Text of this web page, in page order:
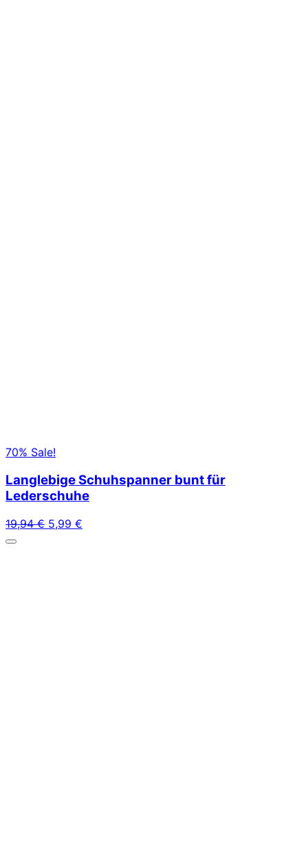
70% Sale!
Langlebige Schuhspanner bunt für
Lederschuhe
19,94€ Ursprünglicher Preis war: 19,94 €
5,99 €